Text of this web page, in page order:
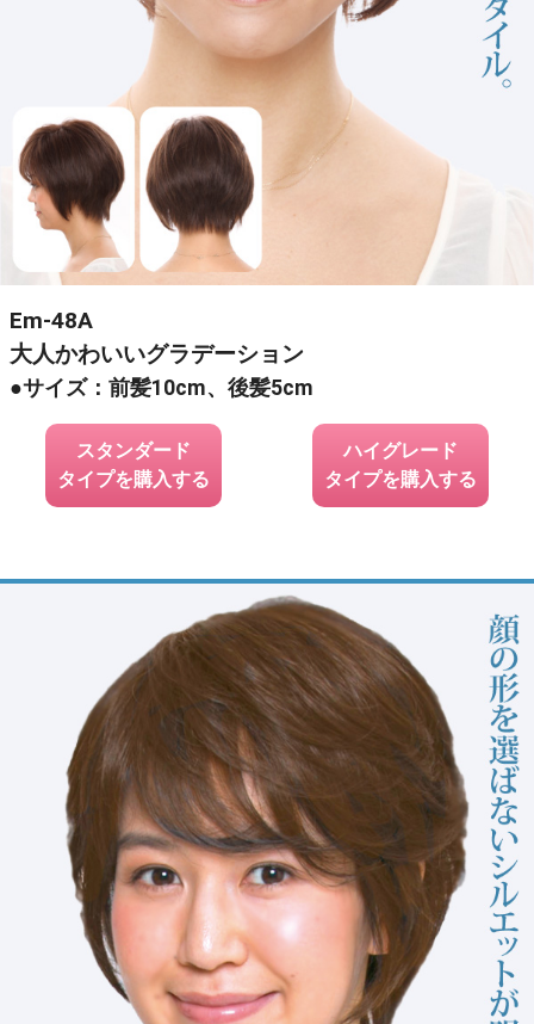
Em-48A
大人かわいいグラデーション
●サイズ：前髪10cm、後髪5cm
スタンダード
タイプを購入する
ハイグレード
タイプを購入する